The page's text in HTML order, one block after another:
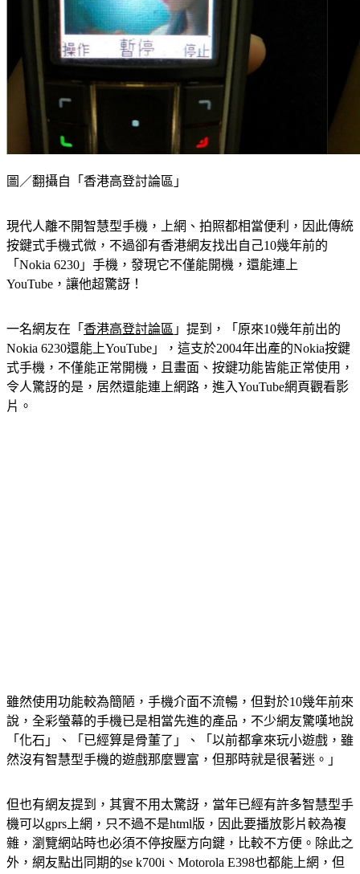
圖／翻攝自「香港高登討論區」
現代人離不開智慧型手機，上網、拍照都相當便利，因此傳統
按鍵式手機式微，不過卻有香港網友找出自己10幾年前的
「Nokia 6230」手機，發現它不僅能開機，還能連上
YouTube，讓他超驚訝！
一名網友在「 香港高登討論區 」提到，「原來10幾年前出的
Nokia 6230還能上YouTube」，這支於2004年出產的Nokia按鍵
式手機，不僅能正常開機，且畫面、按鍵功能皆能正常使用，
令人驚訝的是，居然還能連上網路，進入YouTube網頁觀看影
片。
雖然使用功能較為簡陋，手機介面不流暢，但對於10幾年前來
說，全彩螢幕的手機已是相當先進的產品，不少網友驚嘆地說
「化石」、「已經算是骨董了」、「以前都拿來玩小遊戲，雖
然沒有智慧型手機的遊戲那麼豐富，但那時就是很著迷。」
但也有網友提到，其實不用太驚訝，當年已經有許多智慧型手
機可以gprs上網，只不過不是html版，因此要播放影片較為複
雜，瀏覽網站時也必須不停按壓方向鍵，比較不方便。除此之
外，網友點出同期的se k700i、Motorola E398也都能上網，但